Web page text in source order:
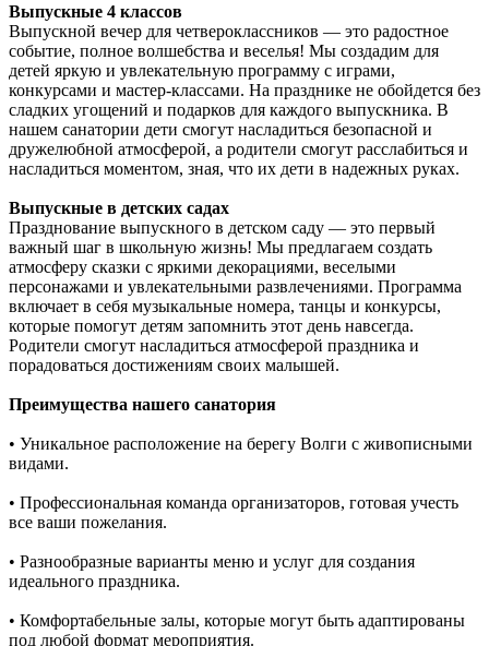
Выпускные 4 классов
Выпускной вечер для четвероклассников — это радостное
событие, полное волшебства и веселья! Мы создадим для
детей яркую и увлекательную программу с играми,
конкурсами и мастер-классами. На празднике не обойдется без
сладких угощений и подарков для каждого выпускника. В
нашем санатории дети смогут насладиться безопасной и
дружелюбной атмосферой, а родители смогут расслабиться и
насладиться моментом, зная, что их дети в надежных руках.
Выпускные в детских садах
Празднование выпускного в детском саду — это первый
важный шаг в школьную жизнь! Мы предлагаем создать
атмосферу сказки с яркими декорациями, веселыми
персонажами и увлекательными развлечениями. Программа
включает в себя музыкальные номера, танцы и конкурсы,
которые помогут детям запомнить этот день навсегда.
Родители смогут насладиться атмосферой праздника и
порадоваться достижениям своих малышей.
Преимущества нашего санатория
• Уникальное расположение на берегу Волги с живописными
видами.
• Профессиональная команда организаторов, готовая учесть
все ваши пожелания.
• Разнообразные варианты меню и услуг для создания
идеального праздника.
• Комфортабельные залы, которые могут быть адаптированы
под любой формат мероприятия.